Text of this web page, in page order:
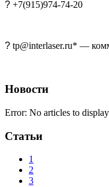
? +7(915)974-74-20
? tp@interlaser.ru* —
Новости
Error: No articles to display
Статьи
1
2
3